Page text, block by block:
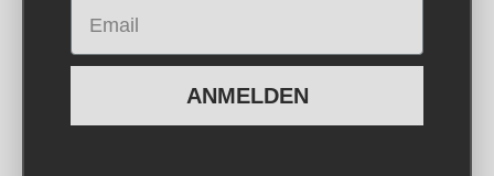
Email
ANMELDEN